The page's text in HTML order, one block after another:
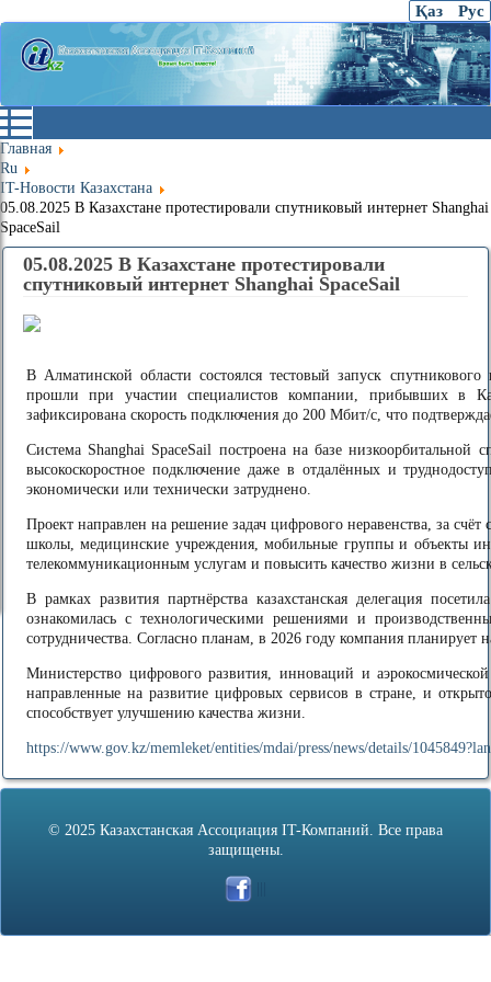
Қаз Рус
Главная
Ru
IT-Новости Казахстана
05.08.2025 В Казахстане протестировали спутниковый интернет Shanghai
SpaceSail
05.08.2025 В Казахстане протестировали
спутниковый интернет Shanghai SpaceSail
В Алматинской области состоялся тестовый запуск
прошли при участии специалистов компании, прибывших в
зафиксирована скорость подключения до 200 Мбит/с, что
Система Shanghai SpaceSail построена на базе низкоорбитальной
высокоскоростное подключение даже в отдалённых и
экономически или технически затруднено.
Проект направлен на решение задач цифрового неравенства, за счёт
школы, медицинские учреждения, мобильные группы и объекты
телекоммуникационным услугам и повысить качество жизни в
В рамках развития партнёрства казахстанская делегация
ознакомилась с технологическими решениями и
сотрудничества. Согласно планам, в 2026 году компания планирует
Министерство цифрового развития, инноваций и
направленные на развитие цифровых сервисов в стране, и
способствует улучшению качества жизни.
https://www.gov.kz/memleket/entities/mdai/press/news/details/
© 2025 Казахстанская Ассоциация IT-Компаний. Все права
защищены.